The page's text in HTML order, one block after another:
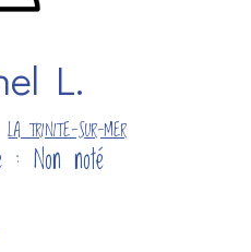
L.
LA TRINITE-SUR-MER
: Non noté